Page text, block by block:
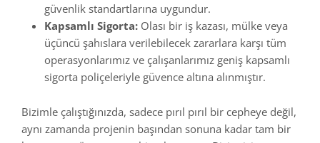
güvenlik standartlarına uygundur.
Kapsamlı Sigorta: Olası bir iş kazası, mülke veya
üçüncü şahıslara verilebilecek zararlara karşı tüm
operasyonlarımız ve çalışanlarımız geniş kapsamlı
sigorta poliçeleriyle güvence altına alınmıştır.
Bizimle çalıştığınızda, sadece pırıl pırıl bir cepheye değil,
aynı zamanda projenin başından sonuna kadar tam bir